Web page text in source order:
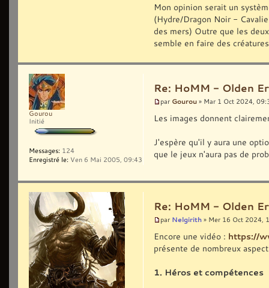
Mon opinion serait un
(Hydre/Dragon Noir -
des mers) Outre que les
semble en faire des
Re: HoMM - Olden
par Gourou » Mar 1 Oct 2024,
Les images donnent
J'espère qu'il y aura une
que le jeux n'aura pas de
Gourou
Initié
Messages: 124
Enregistré le: Ven 6 Mai 2005, 09:43
Re: HoMM - Olden
par Nelgirith » Mer 16 Oct 2024,
Encore une vidéo : https://
présente de nombreux
1. Héros et compétences